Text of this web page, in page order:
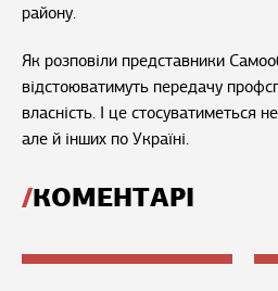
району.
Як розповіли представники
відстоюватимуть передачу
власність. І це стосуватиметься
але й інших по Україні.
КОМЕНТАРІ